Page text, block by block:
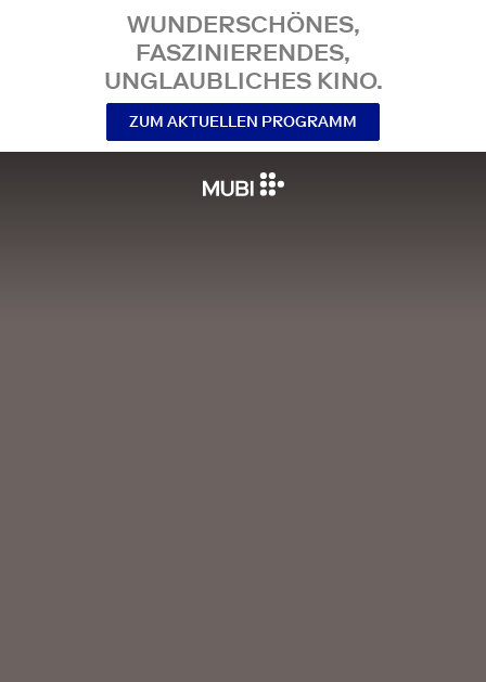
WUNDERSCHÖNES,
FASZINIERENDES,
UNGLAUBLICHES KINO.
ZUM AKTUELLEN PROGRAMM